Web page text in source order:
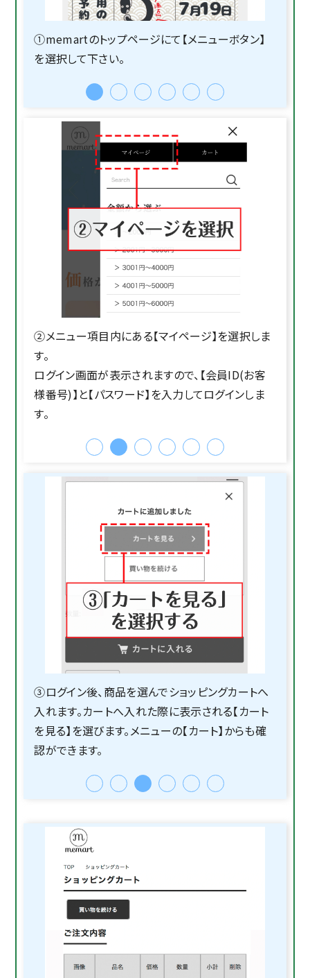
①memartのトップページにて【メニューボタン】
を選択して下さい。
②メニュー項目内にある【マイページ】を選択しま
す。
ログイン画面が表示されますので、【会員ID(お客
様番号)】と【パスワード】を入力してログインしま
す。
③ログイン後、商品を選んでショッピングカートへ
入れます。カートへ入れた際に表示される【カート
を見る】を選びます。メニューの【カート】からも確
認ができます。